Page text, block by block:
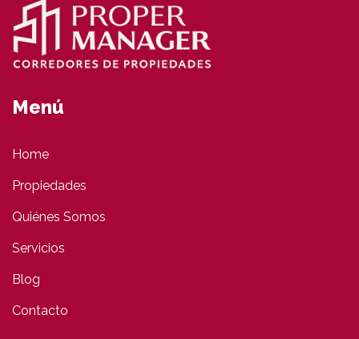
Menú
Home
Propiedades
Quiénes Somos
Servicios
Blog
Contacto